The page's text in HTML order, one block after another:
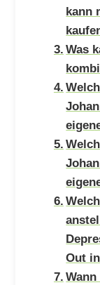
kann
Was
Out